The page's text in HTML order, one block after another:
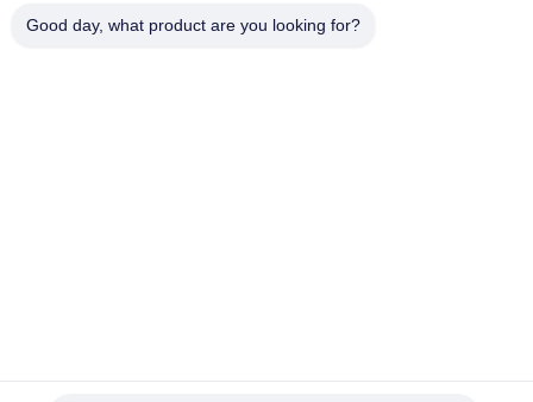
Good day, what product are you looking for?